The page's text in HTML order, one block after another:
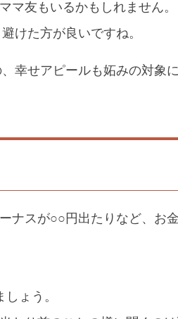
マ友もいるかもしれません。
けた方が良いですね。
幸せアピールも妬みの対象
ナスが○○円出たりなど、お
ょう。